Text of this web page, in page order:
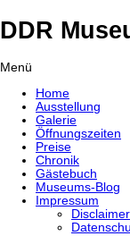
DDR
Menü
Home
Ausstellung
Galerie
Öffnungszeiten
Preise
Chronik
Gästebuch
Museums-Blog
Impressum
Disclaimer